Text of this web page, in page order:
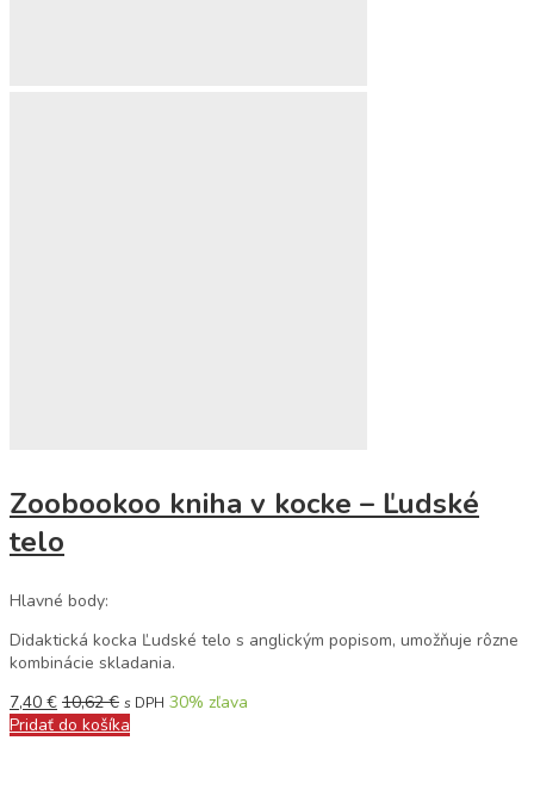
Zoobookoo kniha v kocke – Ľudské
telo
Hlavné body:
Didaktická kocka Ľudské telo s anglickým popisom, umožňuje rôzne
kombinácie skladania.
7,40 € 10,62€ s DPH 30% zľava
Pridať do košíka